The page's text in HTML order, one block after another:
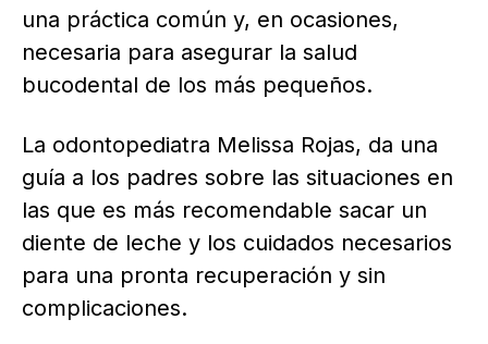
una práctica común y, en ocasiones,
necesaria para asegurar la salud
bucodental de los más pequeños.
La odontopediatra Melissa Rojas, da una
guía a los padres sobre las situaciones en
las que es más recomendable sacar un
diente de leche y los cuidados necesarios
para una pronta recuperación y sin
complicaciones.